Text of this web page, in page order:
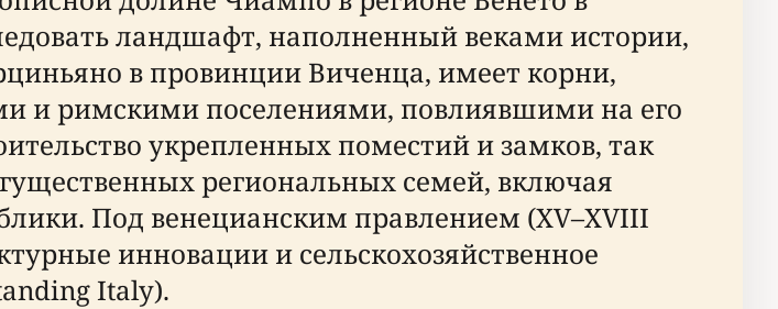
ландшафт, наполненный веками истории,
в провинции Виченца, имеет корни,
и римскими поселениями, повлиявшими на его
укрепленных поместий и замков, так
региональных семей, включая
Под венецианским правлением (XV–XVIII
инновации и сельскохозяйственное
Italy).